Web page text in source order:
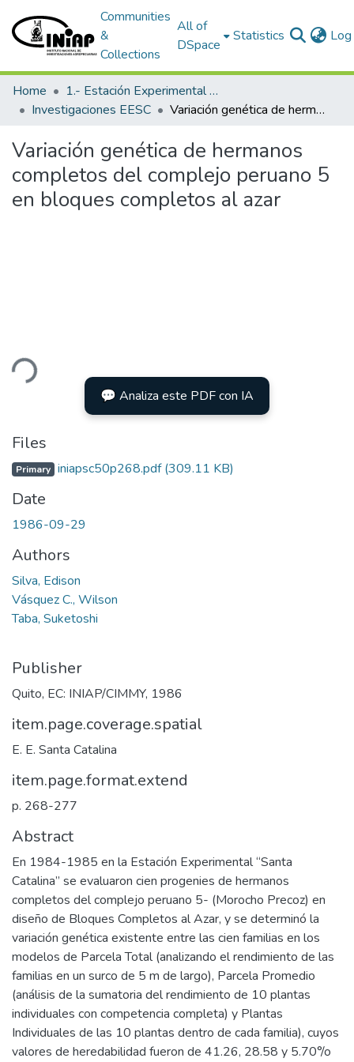
Communities
&
Collections
All of
DSpace
Statistics
Home
1.- Estación Experimental Santa Catalina
Investigaciones EESC
Variación genética de hermanos completos del complejo peruano 5 en bloques completos al azar
Variación genética de hermanos
completos del complejo peruano 5
en bloques completos al azar
💬 Analiza este PDF con IA
Files
Primary iniapsc50p268.pdf(309.11 KB)
Date
1986-09-29
Authors
Silva, Edison
Vásquez C., Wilson
Taba, Suketoshi
Publisher
Quito, EC: INIAP/CIMMY, 1986
item.page.coverage.spatial
E. E. Santa Catalina
item.page.format.extend
p. 268-277
Abstract
En 1984-1985 en la Estación Experimental “Santa
Catalina” se evaluaron cien progenies de hermanos
completos del complejo peruano 5- (Morocho Precoz) en
diseño de Bloques Completos al Azar, y se determinó la
variación genética existente entre las cien familias en los
modelos de Parcela Total (analizando el rendimiento de las
familias en un surco de 5 m de largo), Parcela Promedio
(análisis de la sumatoria del rendimiento de 10 plantas
individuales con competencia completa) y Plantas
Individuales de las 10 plantas dentro de cada familia), cuyos
valores de heredabilidad fueron de 41.26, 28.58 y 5.70°/o